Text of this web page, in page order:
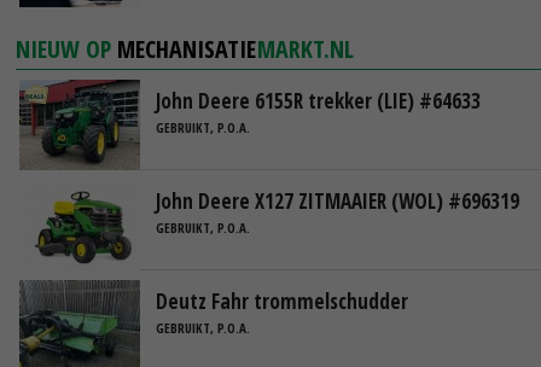
NIEUW OP MECHANISATIEMARKT.NL
John Deere 6155R trekker (LIE) #64633
GEBRUIKT, P.O.A.
John Deere X127 ZITMAAIER (WOL) #696319
GEBRUIKT, P.O.A.
Deutz Fahr trommelschudder
GEBRUIKT, P.O.A.